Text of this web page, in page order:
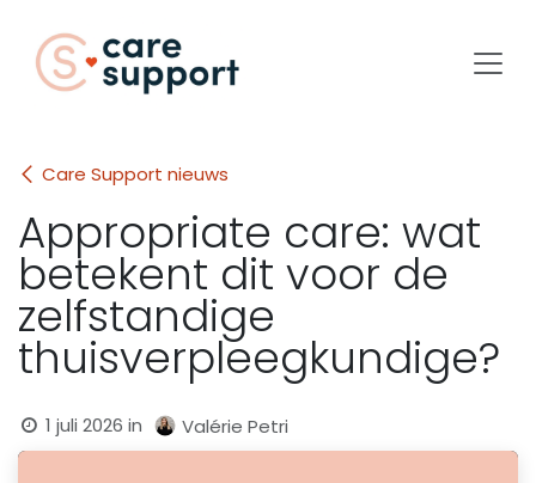
Care Support nieuws
Appropriate care: wat
betekent dit voor de
zelfstandige
thuisverpleegkundige?
1 juli 2026 in Valérie Petri